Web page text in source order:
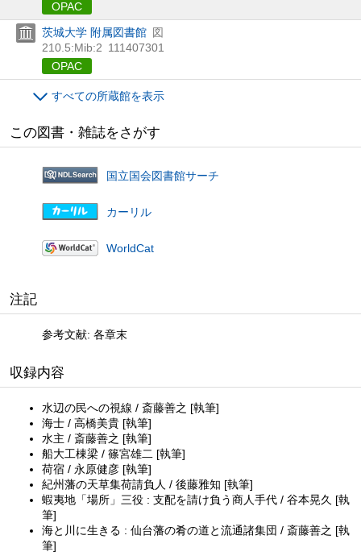
OPAC
茨城大学 附属図書館 図
210.5:Mib:2 111407301
OPAC
すべての所蔵館を表示
この図書・雑誌をさがす
国立国会図書館サーチ
カーリル
WorldCat
注記
参考文献: 各章末
収録内容
水辺の民への視線 / 斎藤善之 [執筆]
海士 / 高橋美貴 [執筆]
水主 / 斎藤善之 [執筆]
船大工棟梁 / 篠宮雄二 [執筆]
荷宿 / 永原健彦 [執筆]
紀州藩の天草集荷請負人 / 後藤雅知 [執筆]
蝦夷地「場所」三役 : 支配を請け負う商人手代 / 谷本晃久 [執
筆]
海と川に生きる : 仙台藩の肴の道と流通諸集団 / 斎藤善之 [執
筆]